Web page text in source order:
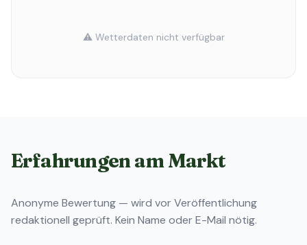
⚠️ Wetterdaten nicht verfügbar
Erfahrungen am Markt
Anonyme Bewertung — wird vor Veröffentlichung
redaktionell geprüft. Kein Name oder E-Mail nötig.